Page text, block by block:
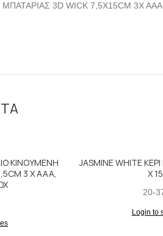
3D WICK 7,5X15CM 3X AAA
ΚΙΝΟΥΜΕΝΗ
3 X AAA,
JASMINE WHITE
Χ
20-
Login to